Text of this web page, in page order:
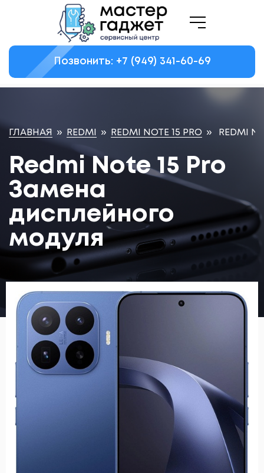
Позвонить: +7 (949) 341-60-69
ГЛАВНАЯ » REDMI » REDMI NOTE 15 PRO » REDMI
Redmi Note 15 Pro
Замена
дисплейного
модуля